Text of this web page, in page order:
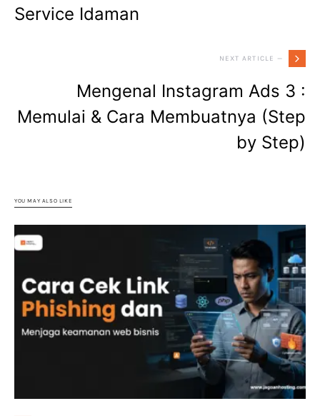
Service Idaman
NEXT ARTICLE —
Mengenal Instagram Ads 3 :
Memulai & Cara Membuatnya (Step
by Step)
YOU MAY ALSO LIKE